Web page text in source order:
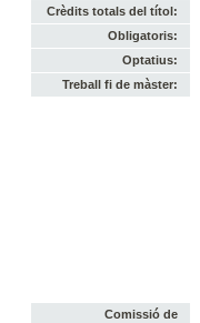
Crèdits totals del títol:
Obligatoris:
Optatius:
Treball fi de màster:
Comissió de